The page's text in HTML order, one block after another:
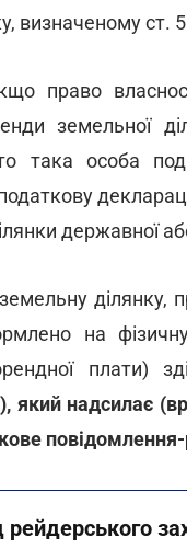
визначеному ст.
право
земельної
така особа
державної
ділянку,
на
плати)
який надсилає